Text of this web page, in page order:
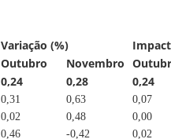
Variação (%)
Outubro
Novembro
0,24 0,28 0,24
0,31 0,63
0,07
0,02 0,48
0,00
0,46 -0,42
0,02